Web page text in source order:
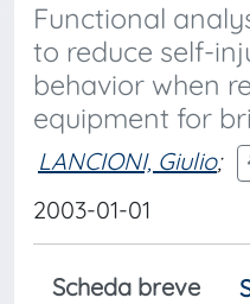
Functional
to reduce self-
behavior when
equipment for
LANCIONI, Giulio;
2003-01-01
Scheda breve